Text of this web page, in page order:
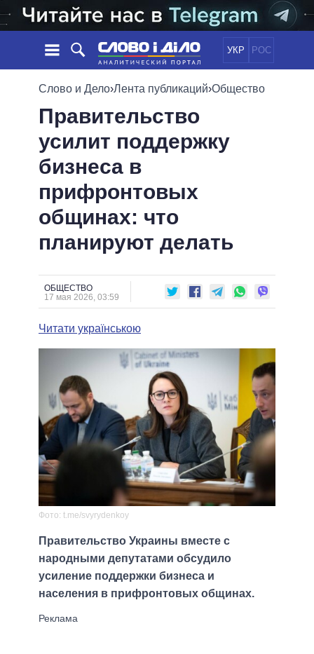
УКР РОС
НОВОСТИ
ЛЕНТА
СОБЫТИЯ
СТАТЬИ
МНЕНИЯ
ОБЗОРЫ
ДАЙДЖЕСТЫ
ПОЛИТИКА
ЭКОНОМИКА
ОБЕЩАНИЯ
ПОЛИТИКИ
ВСЕ ПОЛИТИКИ
ПРЕЗИДЕНТ И ОФИС
ВЕРХОВНАЯ РАДА
КАБИНЕТ МИНИСТРОВ
МЭРЫ
ВСЕ ПЕРСОНЫ
ВИДЕО
ПОДДЕРЖАТЬ
СРАВНЕНИЕ ПОЛИТИКОВ
Слово и Дело›Лента публикаций›Общество
Правительство
усилит поддержку
бизнеса в
прифронтовых
общинах: что
планируют делать
ОБЩЕСТВО
17 мая 2026, 03:59
Читати українською
Фото: t.me/svyrydenkoy
Правительство Украины вместе с
народными депутатами обсудило
усиление поддержки бизнеса и
населения в прифронтовых общинах.